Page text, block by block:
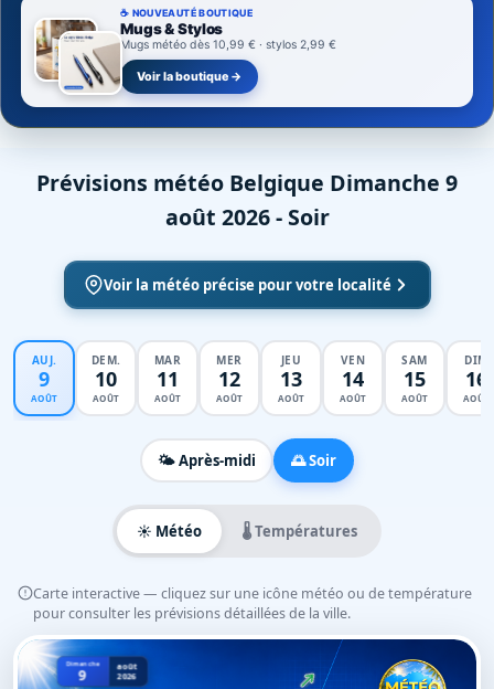
☕ NOUVEAUTÉ BOUTIQUE
Mugs & Stylos
Mugs météo dès 10,99 € · stylos 2,99 €
Voir la boutique →
Prévisions météo Belgique Dimanche 9
août 2026 - Soir
Voir la météo précise pour votre localité
AUJ.
9
AOÛT
DEM.
10
AOÛT
MAR
11
AOÛT
MER
12
AOÛT
JEU
13
AOÛT
VEN
14
AOÛT
SAM
15
AOÛT
DIM
16
AOÛT
🌤️ Après-midi 🌅 Soir
☀️ Météo 🌡️ Températures
Carte interactive — cliquez sur une icône météo ou de température
pour consulter les prévisions détaillées de la ville.
Dimanche
9
août
2026